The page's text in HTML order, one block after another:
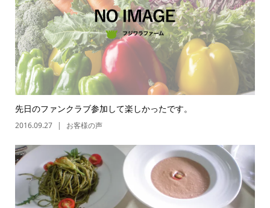
先日のファンクラブ参加して楽しかったです。
2016.09.27 お客様の声